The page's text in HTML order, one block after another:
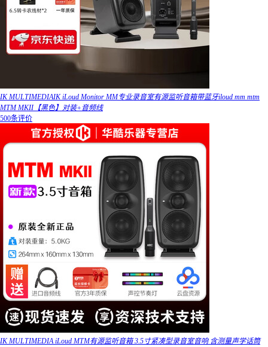
IK MULTIMEDIAIK iLoud Monitor MM专业录音室有源监听音箱带蓝牙iloud mm mtm
MTM MKII【黑色】对装+音频线
500条评价
IK MULTIMEDIA iLoud MTM有源监听音箱 3.5寸紧凑型录音室音响 含测量声学话筒